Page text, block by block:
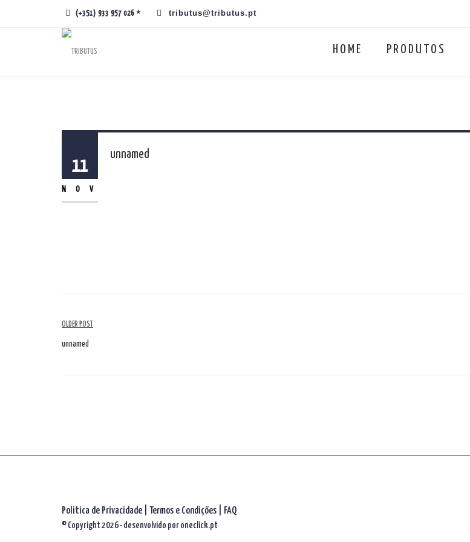
(+351) 933 957 026 * tributus@tributus.pt
HOME PRODUTOS
11
NOV
unnamed
Navegação
de
OLDER POST
unnamed
Politica de Privacidade Termos e Condições FAQ
© Copyright 2026 - desenvolvido por oneclick.pt